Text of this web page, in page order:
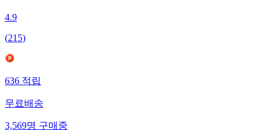
4.9
(215)
636적립
무료배송
3,569명구매중